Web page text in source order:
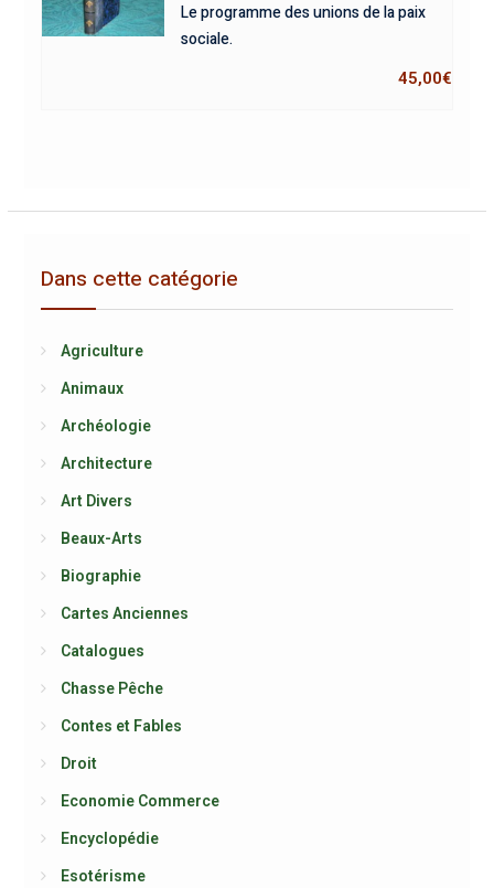
Le programme des unions de la paix
sociale.
45,00€
Dans cette catégorie
Agriculture
Animaux
Archéologie
Architecture
Art Divers
Beaux-Arts
Biographie
Cartes Anciennes
Catalogues
Chasse Pêche
Contes et Fables
Droit
Economie Commerce
Encyclopédie
Esotérisme